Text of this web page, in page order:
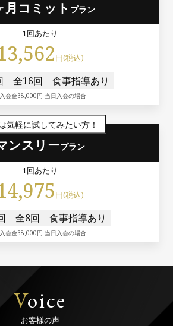
月コミット プラン
1回あたり
円(税込)
全16回 食事指導あり
会金38,000円 当日入会の場合
気軽に試してみたい方！
ンスリープラン
1回あたり
円(税込)
全8回 食事指導あり
会金38,000円 当日入会の場合
Voice
お客様の声